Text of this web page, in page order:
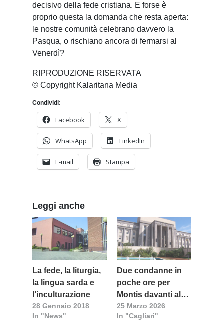
decisivo della fede cristiana. E forse è
proprio questa la domanda che resta aperta:
le nostre comunità celebrano davvero la
Pasqua, o rischiano ancora di fermarsi al
Venerdì?
RIPRODUZIONE RISERVATA
© Copyright Kalaritana Media
Condividi:
Facebook X
WhatsApp LinkedIn
E-mail Stampa
Leggi anche
La fede, la liturgia,
la lingua sarda e
l’inculturazione
28 Gennaio 2018
In "News"
Due condanne in
poche ore per
Montis davanti al
Tribunale
25 Marzo 2026
In "Cagliari"